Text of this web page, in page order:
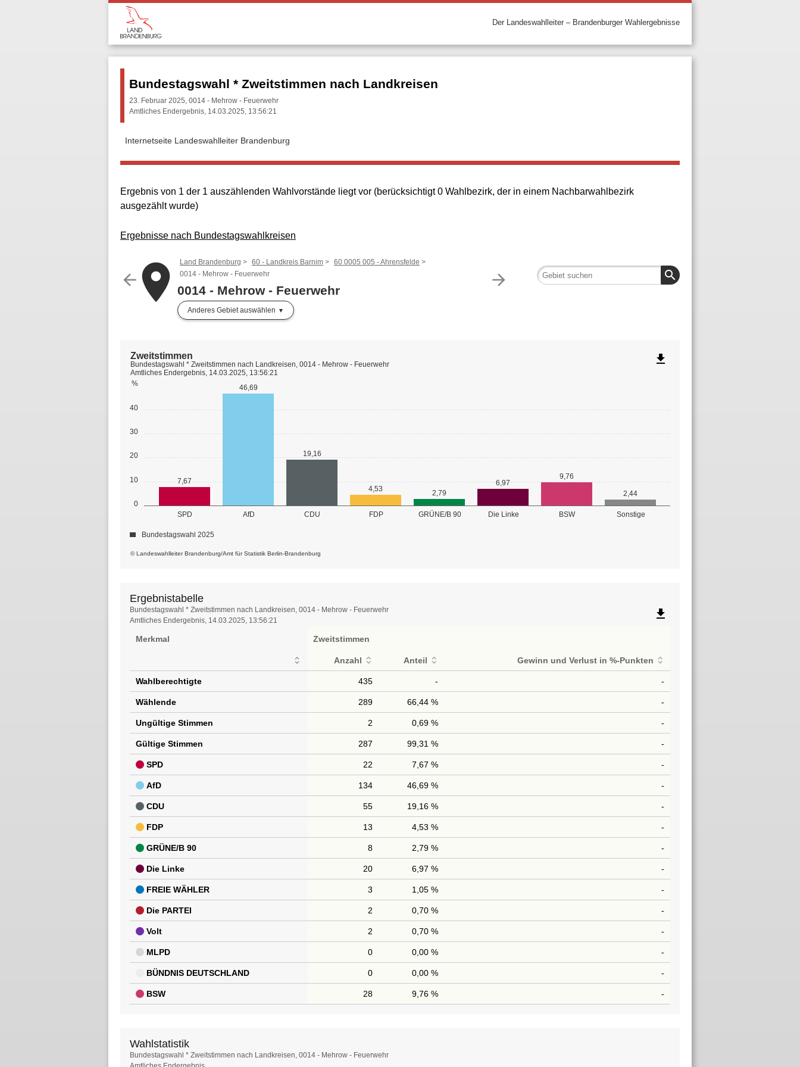
Der Landeswahlleiter – Brandenburger Wahlergebnisse
Bundestagswahl * Zweitstimmen nach Landkreisen
23. Februar 2025, 0014 - Mehrow - Feuerwehr
Amtliches Endergebnis, 14.03.2025, 13:56:21
Internetseite Landeswahlleiter Brandenburg
Ergebnis von 1 der 1 auszählenden Wahlvorstände liegt vor (berücksichtigt 0 Wahlbezirk, der in einem Nachbarwahlbezirk
ausgezählt wurde)
Ergebnisse nach Bundestagswahlkreisen
arrow_back arrow_forward
placeLand Brandenburg 60 - Landkreis Barnim
60 0005 005 - Ahrensfelde
0014 - Mehrow - Feuerwehr
0014 - Mehrow - Feuerwehr
Anderes Gebiet auswählen
search
0
10
20
30
40
%
SPD AfD CDU FDP GRÜNE/B 90 Die Linke BSW Sonstige
7,67
46,69
19,16
4,53 2,79
6,97
9,76
2,44
© Landeswahlleiter Brandenburg/Amt für Statistik Berlin-Brandenburg
Zweitstimmen
Bundestagswahl * Zweitstimmen nach Landkreisen, 0014 - Mehrow - Feuerwehr
Amtliches Endergebnis, 14.03.2025, 13:56:21
Bundestagswahl 2025
file_download
Ergebnistabelle
Ergebnistabelle
Bundestagswahl * Zweitstimmen nach Landkreisen, 0014 - Mehrow - Feuerwehr
Amtliches Endergebnis, 14.03.2025, 13:56:21
file_download
Merkmal Zweitstimmen
Anzahl Anteil Gewinn und Verlust in %-Punkten
Wahlberechtigte 435 - -
Wählende 289 66,44 % -
Ungültige Stimmen 2 0,69 % -
Gültige Stimmen 287 99,31 % -
SPD 22 7,67 % -
AfD 134 46,69 % -
CDU 55 19,16 % -
FDP 13 4,53 % -
GRÜNE/B 90 8 2,79 % -
Die Linke 20 6,97 % -
FREIE WÄHLER 3 1,05 % -
Die PARTEI 2 0,70 % -
Volt 2 0,70 % -
MLPD 0 0,00 % -
BÜNDNIS DEUTSCHLAND 0 0,00 % -
BSW 28 9,76 % -
Wahlstatistik
Wahlstatistik
Bundestagswahl * Zweitstimmen nach Landkreisen, 0014 - Mehrow - Feuerwehr